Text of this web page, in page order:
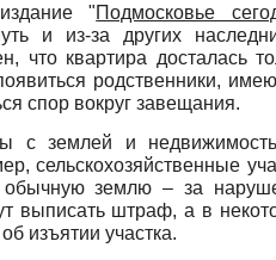
"Подмосковье
и из-за других
что квартира досталась
родственники,
спор вокруг завещания.
с землей и
сельскохозяйственные
обычную землю – за
выписать штраф, а в
изъятии участка.